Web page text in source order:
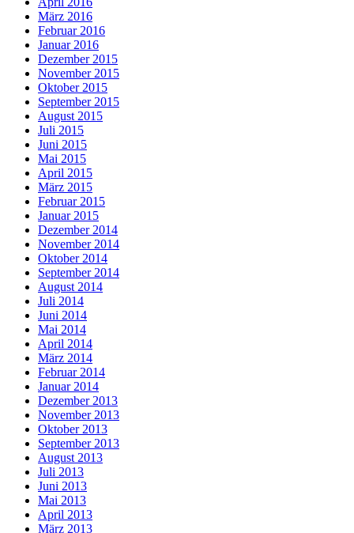
März 2016
Februar 2016
Januar 2016
Dezember 2015
November 2015
Oktober 2015
September 2015
August 2015
Juli 2015
Juni 2015
Mai 2015
April 2015
März 2015
Februar 2015
Januar 2015
Dezember 2014
November 2014
Oktober 2014
September 2014
August 2014
Juli 2014
Juni 2014
Mai 2014
April 2014
März 2014
Februar 2014
Januar 2014
Dezember 2013
November 2013
Oktober 2013
September 2013
August 2013
Juli 2013
Juni 2013
Mai 2013
April 2013
März 2013